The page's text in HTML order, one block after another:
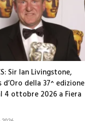
Sir Ian Livingstone,
d’Oro della 37^ edizione
4 ottobre 2026 a Fiera